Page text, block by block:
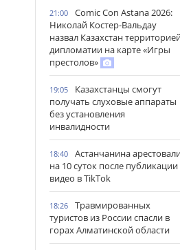
21:00
Comic Con Astana 2026:
Николай Костер-Вальдау
назвал Казахстан
дипломатии на карте «Игры
престолов»
19:05
Казахстанцы смогут
получать слуховые аппараты
без установления
инвалидности
18:40
Астанчанина
на 10 суток после публикации
видео в TikTok
18:26
Травмированных
туристов из России спасли в
горах Алматинской области